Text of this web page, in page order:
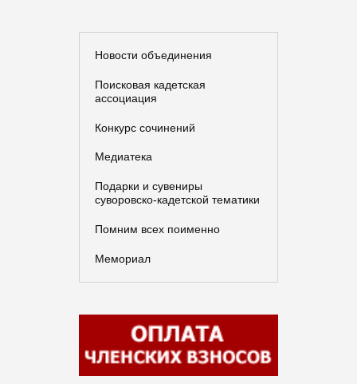
Новости объединения
Поисковая кадетская
ассоциация
Конкурс сочинений
Медиатека
Подарки и сувениры
суворовско-кадетской тематики
Помним всех поименно
Мемориал